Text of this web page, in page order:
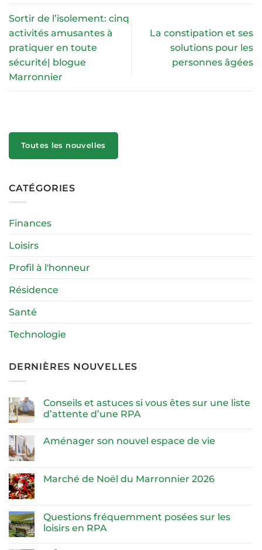
Sortir de l’isolement: cinq
activités amusantes à
pratiquer en toute
sécurité| blogue
Marronnier
La constipation et ses
solutions pour les
personnes âgées
Toutes les nouvelles
CATÉGORIES
Finances
Loisirs
Profil à l'honneur
Résidence
Santé
Technologie
DERNIÈRES NOUVELLES
Conseils et astuces si vous êtes sur une liste
d’attente d’une RPA
Aménager son nouvel espace de vie
Marché de Noël du Marronnier 2026
Questions fréquemment posées sur les
loisirs en RPA